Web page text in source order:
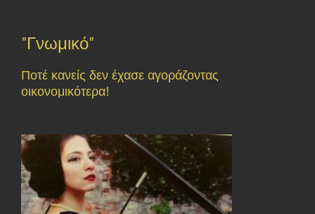
"Γνωμικό"
Ποτέ κανείς δεν έχασε αγοράζοντας
οικονομικότερα!